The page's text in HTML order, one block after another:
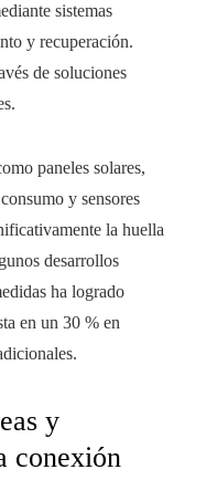
sistemas
y recuperación.
de soluciones
paneles solares,
y sensores
la huella
desarrollos
ha logrado
en un 30 % en
y
conexión